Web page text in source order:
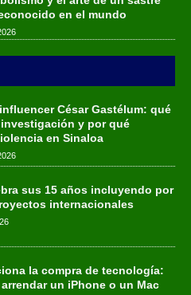
en el mundo
César Gastélum: qué
y por qué
en Sinaloa
sus 15 años incluyendo por
internacionales
la compra de tecnología:
un iPhone o un Mac